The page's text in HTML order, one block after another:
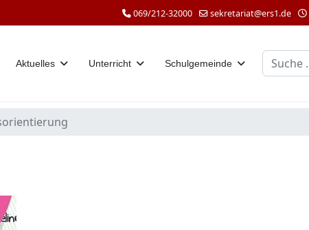
069/212-32000 sekretariat@ers1.de
Aktuelles Unterricht Schulgemeinde Suchen